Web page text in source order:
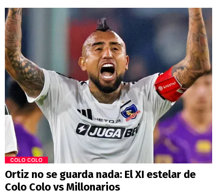
COLO COLO
Ortiz no se guarda nada: El XI estelar de
Colo Colo vs Millonarios